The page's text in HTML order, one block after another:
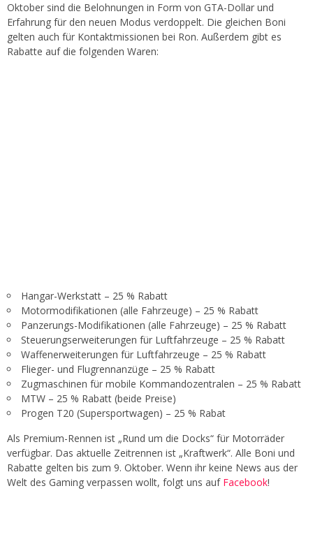
Oktober sind die Belohnungen in Form von GTA-Dollar und
Erfahrung für den neuen Modus verdoppelt. Die gleichen Boni
gelten auch für Kontaktmissionen bei Ron. Außerdem gibt es
Rabatte auf die folgenden Waren:
Hangar-Werkstatt – 25 % Rabatt
Motormodifikationen (alle Fahrzeuge) – 25 % Rabatt
Panzerungs-Modifikationen (alle Fahrzeuge) – 25 % Rabatt
Steuerungserweiterungen für Luftfahrzeuge – 25 % Rabatt
Waffenerweiterungen für Luftfahrzeuge – 25 % Rabatt
Flieger- und Flugrennanzüge – 25 % Rabatt
Zugmaschinen für mobile Kommandozentralen – 25 % Rabatt
MTW – 25 % Rabatt (beide Preise)
Progen T20 (Supersportwagen) – 25 % Rabat
Als Premium-Rennen ist „Rund um die Docks“ für Motorräder
verfügbar. Das aktuelle Zeitrennen ist „Kraftwerk“. Alle Boni und
Rabatte gelten bis zum 9. Oktober. Wenn ihr keine News aus der
Welt des Gaming verpassen wollt, folgt uns auf Facebook!